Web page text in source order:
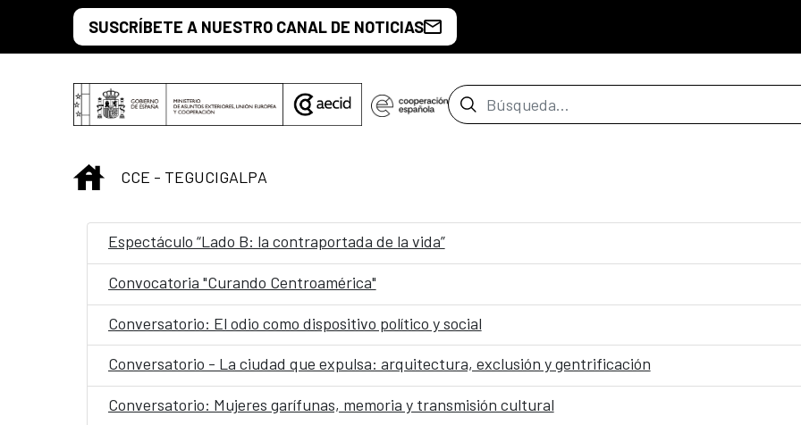
Saltar al contenido principal
SUSCRÍBETE A NUESTRO CANAL DE NOTICIAS
Barra de búsqueda
INICIO
CCE - TEGUCIGALPA
Espectáculo “Lado B: la contraportada de la vida”
Convocatoria "Curando Centroamérica"
Conversatorio: El odio como dispositivo político y social
Conversatorio - La ciudad que expulsa: arquitectura, exclusión y gentrificación
Conversatorio: Mujeres garífunas, memoria y transmisión cultural